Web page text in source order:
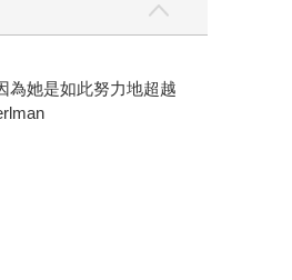
為她是如此努力地超越